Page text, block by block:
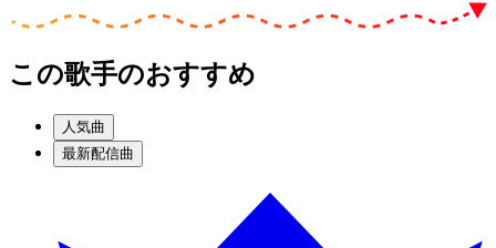
この歌手のおすすめ
人気曲
最新配信曲